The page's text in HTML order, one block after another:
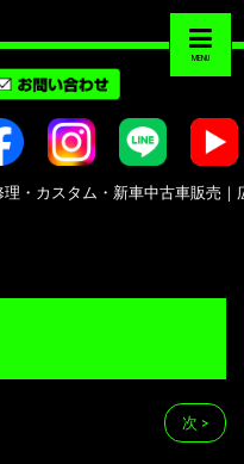
MENU
スタム・新車中古車販売｜広島市
次 >